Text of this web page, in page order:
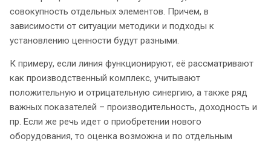
совокупность отдельных элементов. Причем, в
зависимости от ситуации методики и подходы к
установлению ценности будут разными.
К примеру, если линия функционируют, её рассматривают
как производственный комплекс, учитывают
положительную и отрицательную синергию, а также ряд
важных показателей – производительность, доходность и
пр. Если же речь идет о приобретении нового
оборудования, то оценка возможна и по отдельным